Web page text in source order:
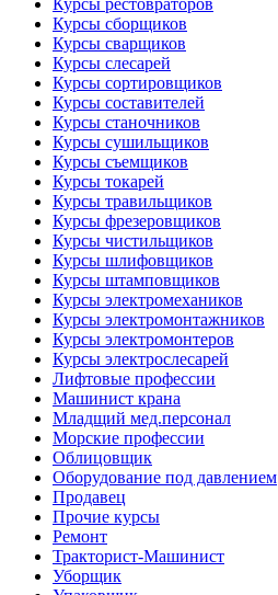
Курсы рестовраторов
Курсы сборщиков
Курсы сварщиков
Курсы слесарей
Курсы сортировщиков
Курсы составителей
Курсы станочников
Курсы сушильщиков
Курсы съемщиков
Курсы токарей
Курсы травильщиков
Курсы фрезеровщиков
Курсы чистильщиков
Курсы шлифовщиков
Курсы штамповщиков
Курсы электромехаников
Курсы электромонтажников
Курсы электромонтеров
Курсы электрослесарей
Лифтовые профессии
Машинист крана
Младщий мед.персонал
Морские профессии
Облицовщик
Оборудование под давлением
Продавец
Прочие курсы
Ремонт
Тракторист-Машинист
Уборщик